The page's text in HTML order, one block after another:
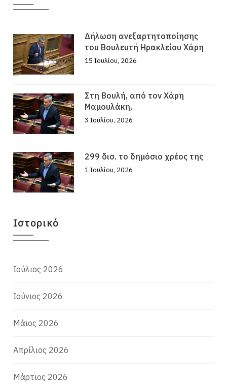
Δήλωση ανεξαρτητοποίησης
του Βουλευτή Ηρακλείου Χάρη
15 Ιουλίου, 2026
Στη Βουλή, από τον Χάρη
Μαμουλάκη,
3 Ιουλίου, 2026
299 δισ. το δημόσιο χρέος της
1 Ιουλίου, 2026
Ιστορικό
Ιούλιος 2026
Ιούνιος 2026
Μάιος 2026
Απρίλιος 2026
Μάρτιος 2026